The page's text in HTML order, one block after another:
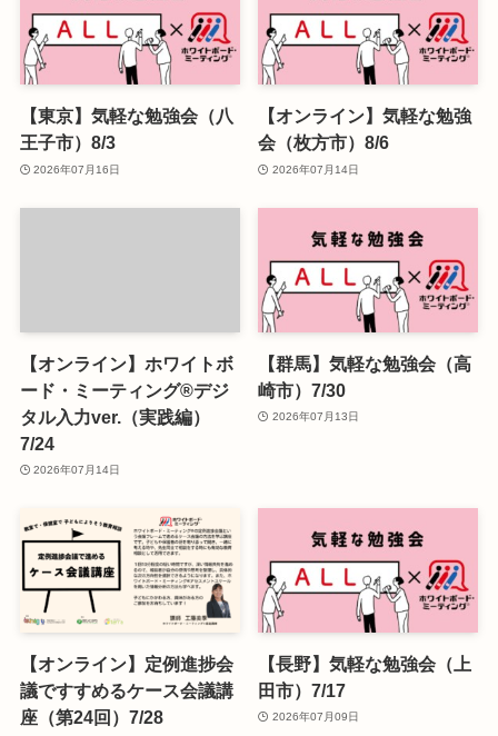
【東京】気軽な勉強会（八
王子市）8/3
2026年07月16日
【オンライン】気軽な勉強
会（枚方市）8/6
2026年07月14日
【オンライン】ホワイトボ
ード・ミーティング®デジ
タル入力ver.（実践編）
7/24
2026年07月14日
【群馬】気軽な勉強会（高
崎市）7/30
2026年07月13日
【オンライン】定例進捗会
議ですすめるケース会議講
座（第24回）7/28
【長野】気軽な勉強会（上
田市）7/17
2026年07月09日